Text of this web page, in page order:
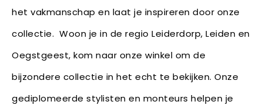
het vakmanschap en laat je inspireren door onze
collectie. Woon je in de regio Leiderdorp, Leiden en
Oegstgeest, kom naar onze winkel om de
bijzondere collectie in het echt te bekijken. Onze
gediplomeerde stylisten en monteurs helpen je